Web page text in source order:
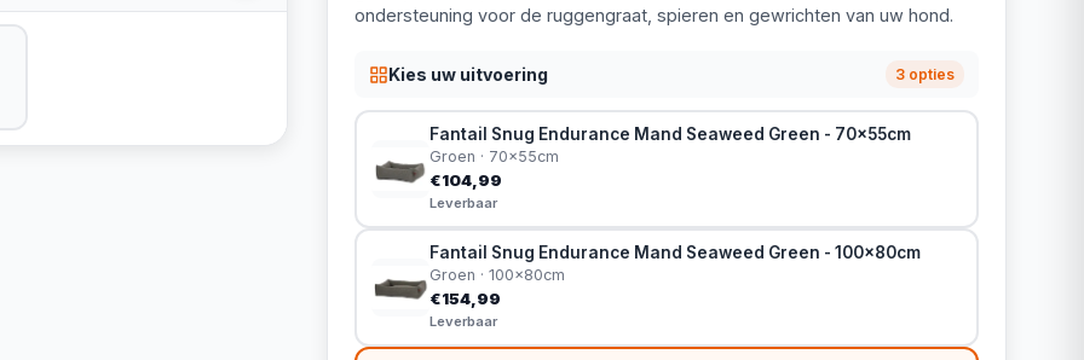
ondersteuning voor de ruggengraat, spieren en gewrichten van uw hond.
Kies uw uitvoering 3 opties
Fantail Snug Endurance Mand Seaweed Green - 70x55cm
Groen · 70x55cm
€104,99
Leverbaar
Fantail Snug Endurance Mand Seaweed Green - 100x80cm
Groen · 100x80cm
€154,99
Leverbaar